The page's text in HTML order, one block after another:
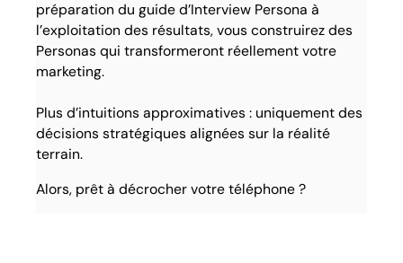
préparation du guide d’Interview Persona à
l’exploitation des résultats, vous construirez des
Personas qui transformeront réellement votre
marketing.
Plus d’intuitions approximatives : uniquement des
décisions stratégiques alignées sur la réalité
terrain.
Alors, prêt à décrocher votre téléphone ?